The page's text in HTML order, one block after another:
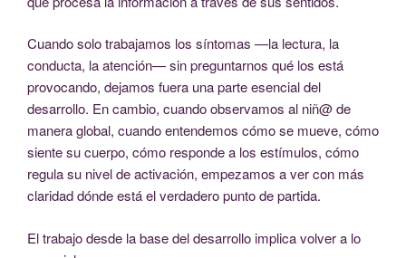
Cuando solo trabajamos los síntomas —la lectura, la
conducta, la atención— sin preguntarnos qué los está
provocando, dejamos fuera una parte esencial del
desarrollo. En cambio, cuando observamos al niñ@ de
manera global, cuando entendemos cómo se mueve, cómo
siente su cuerpo, cómo responde a los estímulos, cómo
regula su nivel de activación, empezamos a ver con más
claridad dónde está el verdadero punto de partida.
El trabajo desde la base del desarrollo implica volver a lo